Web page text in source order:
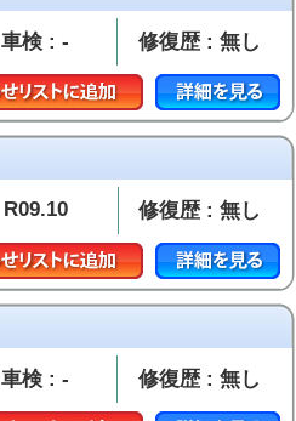
車検 : - 修復歴 : 無し
R09.10 修復歴 : 無し
車検 : - 修復歴 : 無し